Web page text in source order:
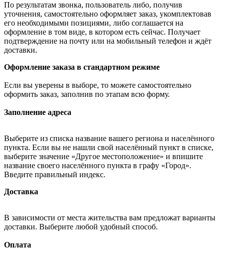
По результатам звонка, пользователь либо, получив
уточнения, самостоятельно оформляет заказ, укомплектовав
его необходимыми позициями, либо соглашается на
оформление в том виде, в котором есть сейчас. Получает
подтверждение на почту или на мобильный телефон и ждёт
доставки.
Оформление заказа в стандартном режиме
Если вы уверены в выборе, то можете самостоятельно
оформить заказ, заполнив по этапам всю форму.
Заполнение адреса
Выберите из списка название вашего региона и населённого
пункта. Если вы не нашли свой населённый пункт в списке,
выберите значение «Другое местоположение» и впишите
название своего населённого пункта в графу «Город».
Введите правильный индекс.
Доставка
В зависимости от места жительства вам предложат варианты
доставки. Выберите любой удобный способ.
Оплата